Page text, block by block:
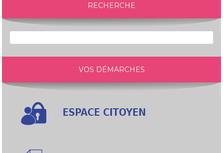
RECHERCHE
VOS DÉMARCHES